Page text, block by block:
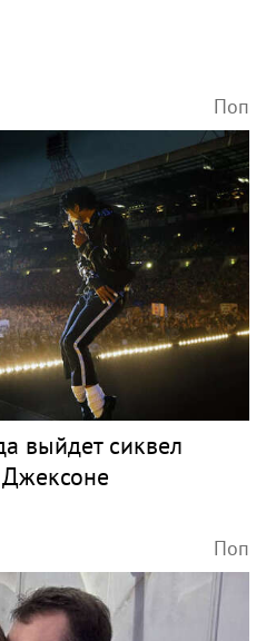
Поп
выйдет сиквел
Поп